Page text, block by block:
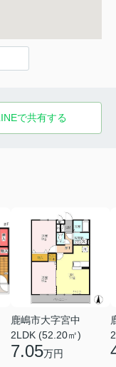
で共有する
鹿嶋市大字宮中
2LDK (52.20㎡)
7.05万円